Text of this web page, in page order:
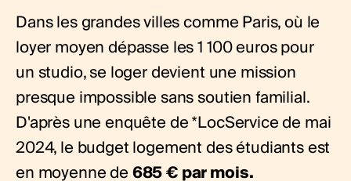
Dans les grandes villes comme Paris, où le
loyer moyen dépasse les 1 100 euros pour
un studio, se loger devient une mission
presque impossible sans soutien familial.
D'après une enquête de*LocService de mai
2024, le budget logement des étudiants est
en moyenne de685 € par mois.